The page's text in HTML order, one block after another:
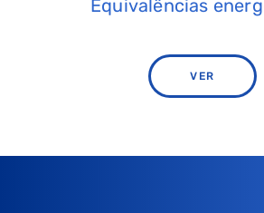
Equivalências
VER